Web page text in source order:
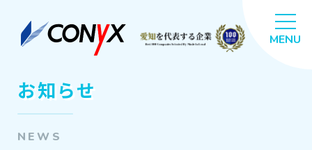
お知らせ
NEWS